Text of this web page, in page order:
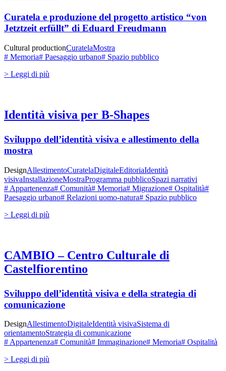
Curatela e produzione del progetto artistico “von
Jetztzeit erfüllt” di Eduard Freudmann
Cultural productionCuratelaMostra
# Memoria# Paesaggio urbano# Spazio pubblico
> Leggi di più
Identità visiva per B-Shapes
Sviluppo dell’identità visiva e allestimento della
mostra
DesignAllestimentoCuratelaDigitaleEditoriaIdentità
visivaInstallazioneMostraProgramma pubblicoSpazi narrativi
# Appartenenza# Comunità# Memoria# Migrazione# Ospitalità#
Paesaggio urbano# Relazioni uomo-natura# Spazio pubblico
> Leggi di più
CAMBIO – Centro Culturale di
Castelfiorentino
Sviluppo dell’identità visiva e della strategia di
comunicazione
DesignAllestimentoDigitaleIdentità visivaSistema di
orientamentoStrategia di comunicazione
# Appartenenza# Comunità# Immaginazione# Memoria# Ospitalità
> Leggi di più